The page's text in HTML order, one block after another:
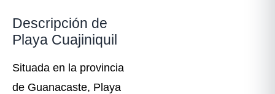
Descripción de
Playa Cuajiniquil
Situada en la provincia
de Guanacaste, Playa